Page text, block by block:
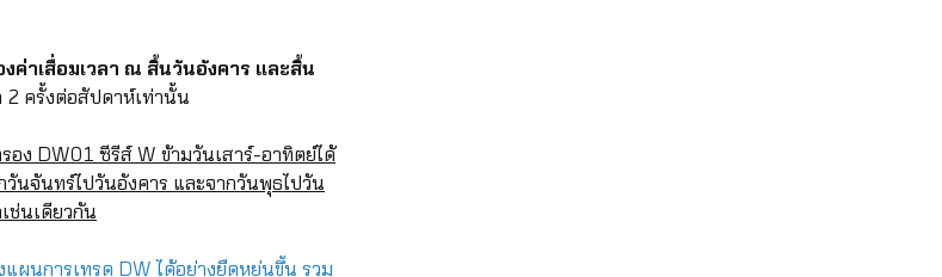
ค่าเสื่อมเวลา ณ สิ้นวันอังคาร และสิ้น
2 ครั้งต่อสัปดาห์เท่านั้น
ง DW01 ซีรีส์ W ข้ามวันเสาร์-อาทิตย์ได้
วันจันทร์ไปวันอังคาร และจากวันพุธไปวัน
ช่นเดียวกัน
ผนการเทรด DW ได้อย่างยืดหยุ่นขึ้น รวม